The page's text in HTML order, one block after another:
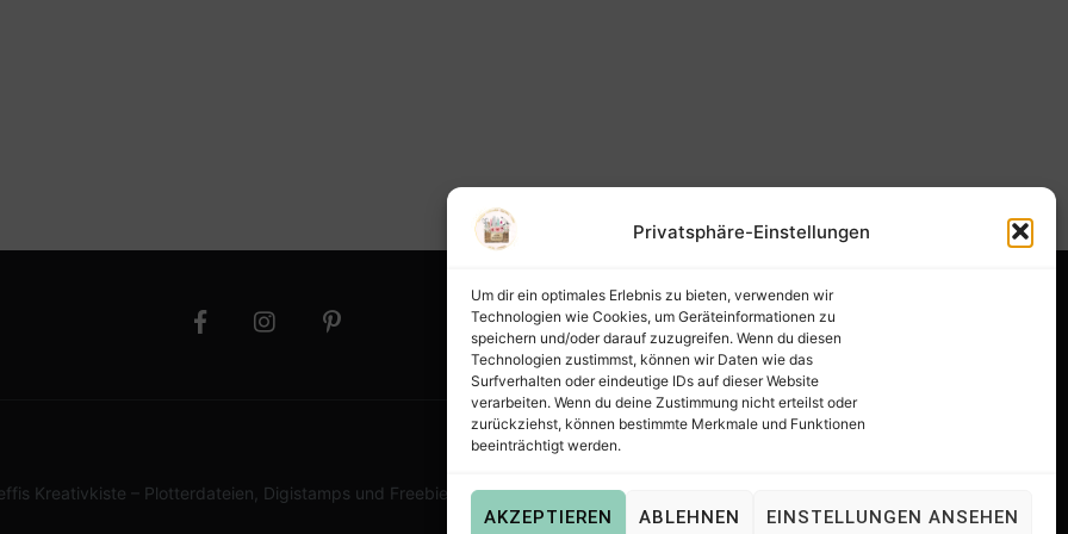
Privatsphäre-Einstellungen
Um dir ein optimales Erlebnis zu bieten, verwenden wir
Technologien wie Cookies, um Geräteinformationen zu
speichern und/oder darauf zuzugreifen. Wenn du diesen
Technologien zustimmst, können wir Daten wie das
Surfverhalten oder eindeutige IDs auf dieser Website
verarbeiten. Wenn du deine Zustimmung nicht erteilst oder
zurückziehst, können bestimmte Merkmale und Funktionen
beeinträchtigt werden.
AKZEPTIEREN ABLEHNEN EINSTELLUNGEN ANSEHEN
Kreativkiste – Plotterdateien, Digistamps und Freebies in SVG, PNG, DXF, EPS & PDF